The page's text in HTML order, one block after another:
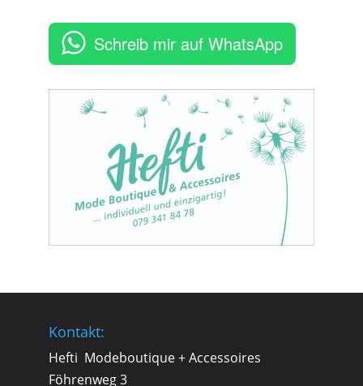
Schreib mir auf WhatsApp
Kontakt:
Hefti Modeboutique + Accessoires
Föhrenweg 3